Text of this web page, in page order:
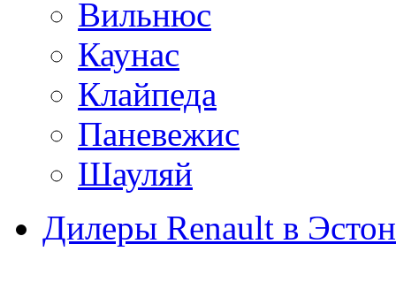
Вильнюс
Каунас
Клайпеда
Паневежис
Шауляй
Дилеры Renault в